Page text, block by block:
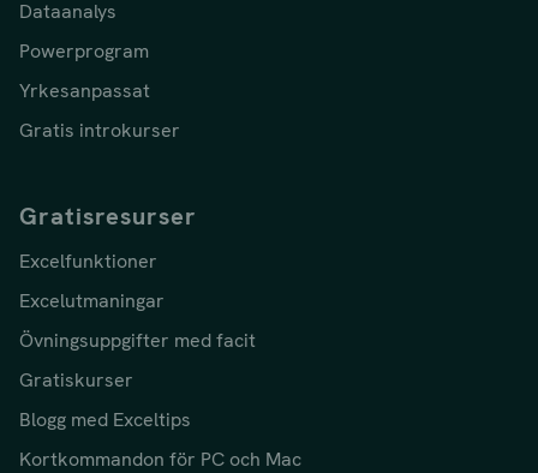
Dataanalys
Powerprogram
Yrkesanpassat
Gratis introkurser
Gratisresurser
Excelfunktioner
Excelutmaningar
Övningsuppgifter med facit
Gratiskurser
Blogg med Exceltips
Kortkommandon för PC och Mac